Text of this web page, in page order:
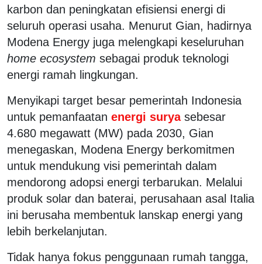
karbon dan peningkatan efisiensi energi di
seluruh operasi usaha. Menurut Gian, hadirnya
Modena Energy juga melengkapi keseluruhan
home ecosystem sebagai produk teknologi
energi ramah lingkungan.
Menyikapi target besar pemerintah Indonesia
untuk pemanfaatan energi surya sebesar
4.680 megawatt (MW) pada 2030, Gian
menegaskan, Modena Energy berkomitmen
untuk mendukung visi pemerintah dalam
mendorong adopsi energi terbarukan. Melalui
produk solar dan baterai, perusahaan asal Italia
ini berusaha membentuk lanskap energi yang
lebih berkelanjutan.
Tidak hanya fokus penggunaan rumah tangga,